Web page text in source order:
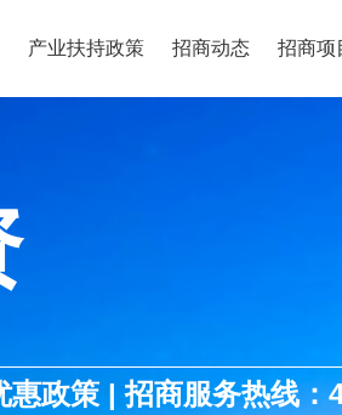
产业扶持政策 招商动态 招商项
政策 | 招商服务热线：